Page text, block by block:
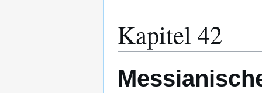
Kapitel 42